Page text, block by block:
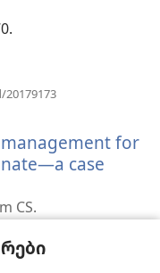
for
case
CS.